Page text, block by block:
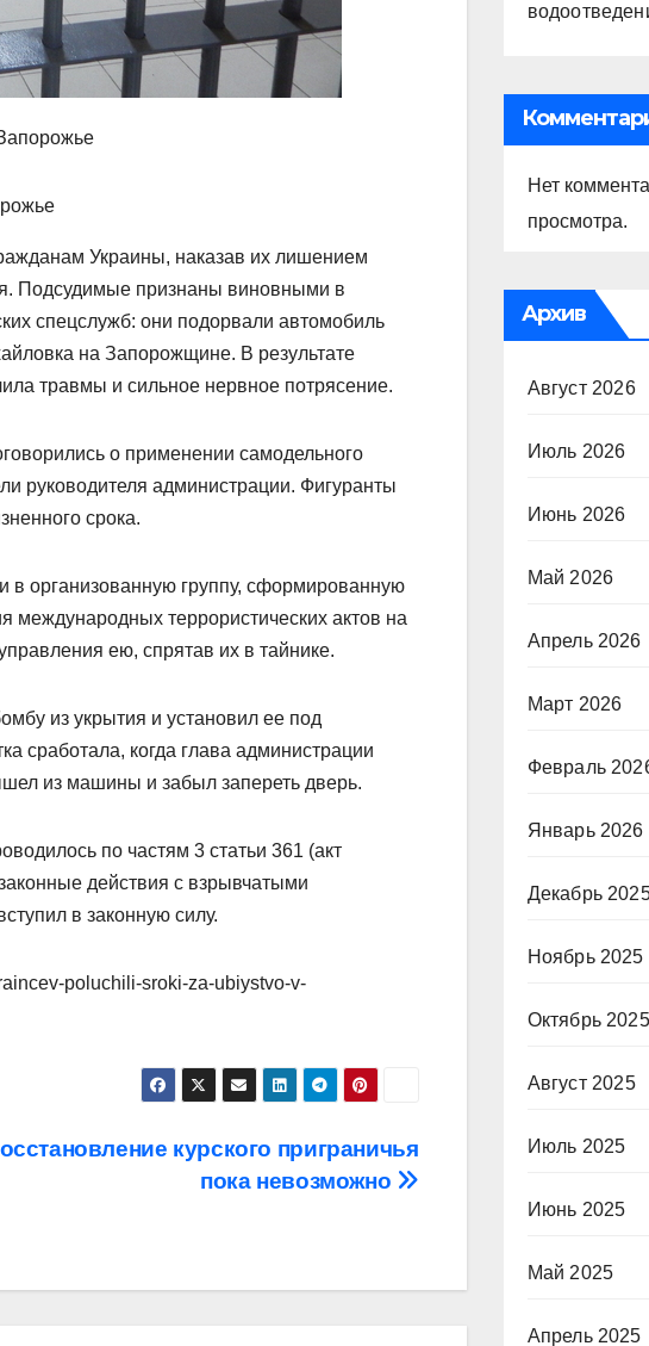
Украины, наказав их лишением
Подсудимые признаны виновными в
спецслужб: они подорвали автомобиль
на Запорожщине. В результате
травмы и сильное нервное потрясение.
о применении самодельного
руководителя администрации. Фигуранты
срока.
организованную группу, сформированную
международных террористических актов на
ею, спрятав их в тайнике.
из укрытия и установил ее под
сработала, когда глава администрации
из машины и забыл запереть дверь.
по частям 3 статьи 361 (акт
действия с взрывчатыми
в законную силу.
poluchili-sroki-za-ubiystvo-v-
курского приграничья
пока невозможно
Нет
просмотра.
Архив
Август 2026
Июль 2026
Июнь 2026
Май 2026
Апрель 2026
Март 2026
Февраль
Январь 2026
Декабрь
Ноябрь 2025
Октябрь 2025
Август 2025
Июль 2025
Июнь 2025
Май 2025
Апрель 2025